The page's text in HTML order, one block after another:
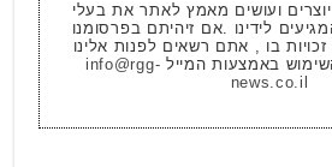
יוצרים ועושים מאמץ לאתר את בעלי
לידינו .אם זיהיתם בפרסומנו
בו , אתם רשאים לפנות אלינו
באמצעות המייל info@rgg-
news.co.il